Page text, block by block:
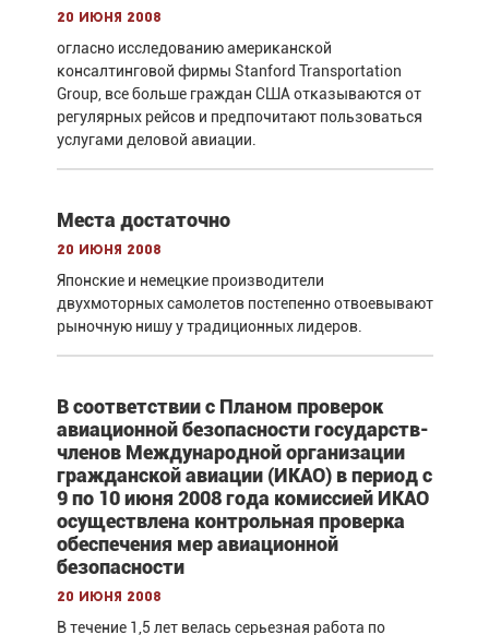
20 июня 2008
огласно исследованию американской
консалтинговой фирмы Stanford Transportation
Group, все больше граждан США отказываются от
регулярных рейсов и предпочитают пользоваться
услугами деловой авиации.
Места достаточно
20 июня 2008
Японские и немецкие производители
двухмоторных самолетов постепенно отвоевывают
рыночную нишу у традиционных лидеров.
В соответствии с Планом проверок
авиационной безопасности государств-
членов Международной организации
гражданской авиации (ИКАО) в период с
9 по 10 июня 2008 года комиссией ИКАО
осуществлена контрольная проверка
обеспечения мер авиационной
безопасности
20 июня 2008
В течение 1,5 лет велась серьезная работа по